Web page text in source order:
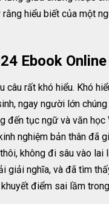
hiểu biết của một
Ebook Online
câu rất khó hiểu. Khó
ngay người lớn
đến tục ngữ và văn
nghiệm bản thân
không đi sâu vào
giải nghĩa, và đã tìm
điểm sai lầm